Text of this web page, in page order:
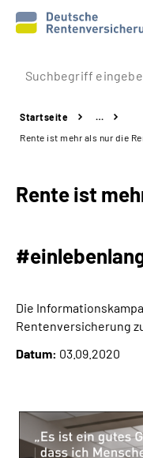
Prävention
Reha
Experten
Über uns & Presse
Online-Services
Language
Startseite
…
Rente ist mehr als nur die
Rente ist
Die
Rentenversicherung
Datum: 03.09.2020